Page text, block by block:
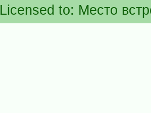
Licensed to: Место